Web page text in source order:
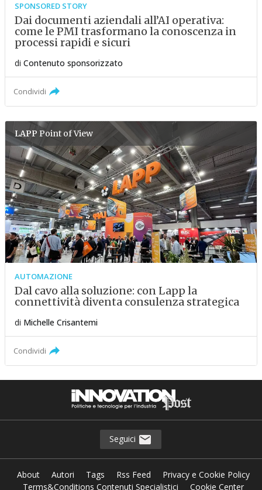
SPONSORED STORY
Dai documenti aziendali all’AI operativa:
come le PMI trasformano la conoscenza in
processi rapidi e sicuri
di Contenuto sponsorizzato
Condividi
LAPP Point of View
AUTOMAZIONE
Dal cavo alla soluzione: con Lapp la
connettività diventa consulenza strategica
di Michelle Crisantemi
Condividi
Seguici
About Autori Tags Rss Feed
Privacy e Cookie Policy
Terms&Conditions Contenuti Specialistici
Cookie Center